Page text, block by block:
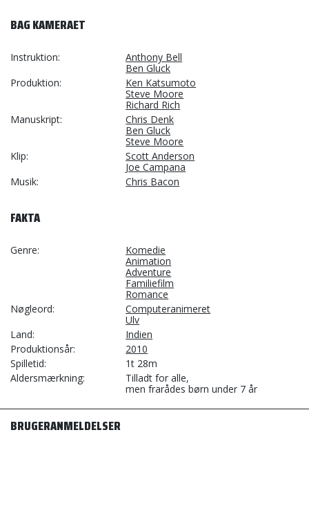
BAG KAMERAET
Instruktion
Anthony Bell
Ben Gluck
Produktion
Ken Katsumoto
Steve Moore
Richard Rich
Manuskript
Chris Denk
Ben Gluck
Steve Moore
Klip
Scott Anderson
Joe Campana
Musik
Chris Bacon
FAKTA
Genre
Komedie
Animation
Adventure
Familiefilm
Romance
Nøgleord
Computeranimeret
Ulv
Land
Indien
Produktionsår
2010
Spilletid
1t 28m
Aldersmærkning
Tilladt for alle,
men frarådes børn under 7 år
BRUGERANMELDELSER